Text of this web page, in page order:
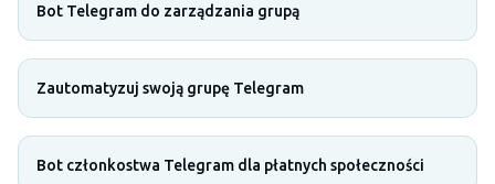
Bot Telegram do zarządzania grupą
Zautomatyzuj swoją grupę Telegram
Bot członkostwa Telegram dla płatnych społeczności